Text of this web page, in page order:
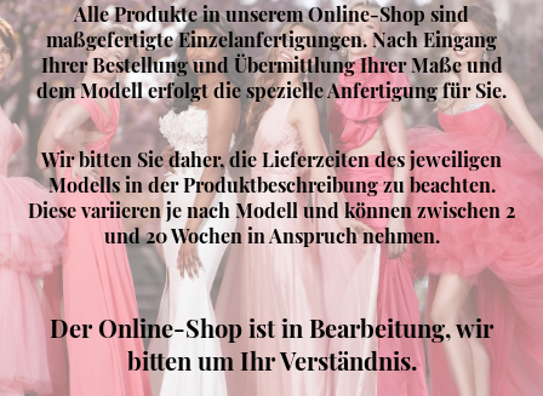
Alle Produkte in unserem Online-Shop sind
maßgefertigte Einzelanfertigungen. Nach Eingang
Ihrer Bestellung und Übermittlung Ihrer Maße und
dem Modell erfolgt die spezielle Anfertigung für Sie.
Wir bitten Sie daher, die Lieferzeiten des jeweiligen
Modells in der Produktbeschreibung zu beachten.
Diese variieren je nach Modell und können zwischen 2
und 20 Wochen in Anspruch nehmen.
Der Online-Shop ist in Bearbeitung, wir
bitten um Ihr Verständnis.